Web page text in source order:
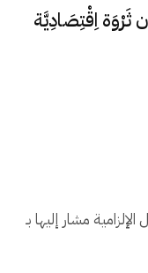
اِقْتِصَادِيَّة
الإلزامية مشار إليها بـ